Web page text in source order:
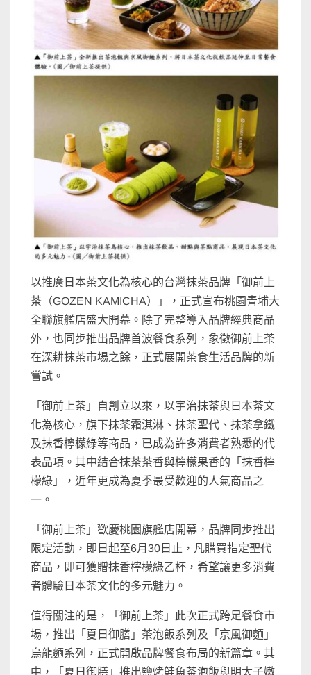
以推廣日本茶文化為核心的台灣抹茶品牌「御前上
茶（GOZEN KAMICHA）」，正式宣布桃園青埔大
全聯旗艦店盛大開幕。除了完整導入品牌經典商品
外，也同步推出品牌首波餐食系列，象徵御前上茶
在深耕抹茶市場之餘，正式展開茶食生活品牌的新
嘗試。
「御前上茶」自創立以來，以宇治抹茶與日本茶文
化為核心，旗下抹茶霜淇淋、抹茶聖代、抹茶拿鐵
及抹香檸檬綠等商品，已成為許多消費者熟悉的代
表品項。其中結合抹茶茶香與檸檬果香的「抹香檸
檬綠」，近年更成為夏季最受歡迎的人氣商品之
一。
「御前上茶」歡慶桃園旗艦店開幕，品牌同步推出
限定活動，即日起至6月30日止，凡購買指定聖代
商品，即可獲贈抹香檸檬綠乙杯，希望讓更多消費
者體驗日本茶文化的多元魅力。
值得關注的是，「御前上茶」此次正式跨足餐食市
場，推出「夏日御膳」茶泡飯系列及「京風御麵」
烏龍麵系列，正式開啟品牌餐食布局的新篇章。其
中，「夏日御膳」推出鹽烤鮭魚茶泡飯與明太子嫩